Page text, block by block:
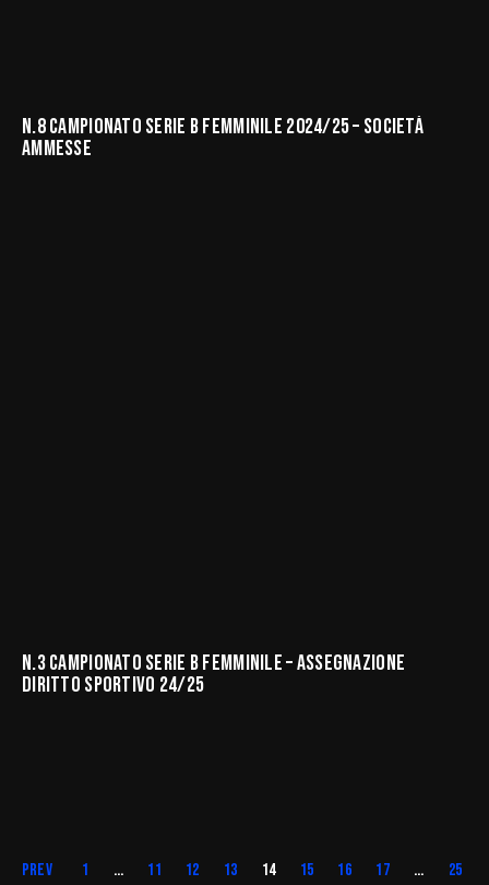
N.8 CAMPIONATO SERIE B FEMMINILE 2024/25 – SOCIETÀ
AMMESSE
N.3 CAMPIONATO SERIE B FEMMINILE – ASSEGNAZIONE
DIRITTO SPORTIVO 24/25
Prev 1 … 11 12 13 14 15 16 17 …
25